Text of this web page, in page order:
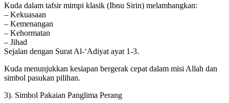
Kuda dalam tafsir mimpi klasik (Ibnu Sirin) melambangkan:
– Kekuasaan
– Kemenangan
– Kehormatan
– Jihad
Sejalan dengan Surat Al-‘Adiyat ayat 1-3.
Kuda menunjukkan kesiapan bergerak cepat dalam misi Allah dan
simbol pasukan pilihan.
3). Simbol Pakaian Panglima Perang